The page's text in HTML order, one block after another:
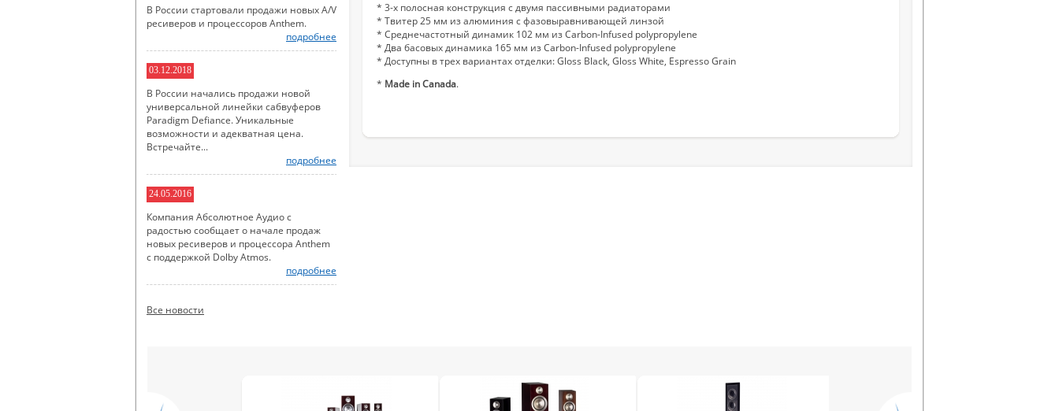
* 3-х полосная конструкция с двумя пассивными радиаторами
* Твитер 25 мм из алюминия с фазовыравнивающей линзой
* Среднечастотный динамик 102 мм из Carbon-Infused polypropylene
* Два басовых динамика 165 мм из Carbon-Infused polypropylene
* Доступны в трех вариантах отделки: Gloss Black, Gloss White, Espresso Grain
* Made in Canada.
В России стартовали продажи новых A/V
ресиверов и процессоров Anthem.
подробнее
03.12.2018
В России начались продажи новой
универсальной линейки сабвуферов
Paradigm Defiance. Уникальные
возможности и адекватная цена.
Встречайте...
подробнее
24.05.2016
Компания Абсолютное Аудио с
радостью сообщает о начале продаж
новых ресиверов и процессора Anthem
с поддержкой Dolby Atmos.
подробнее
Все новости